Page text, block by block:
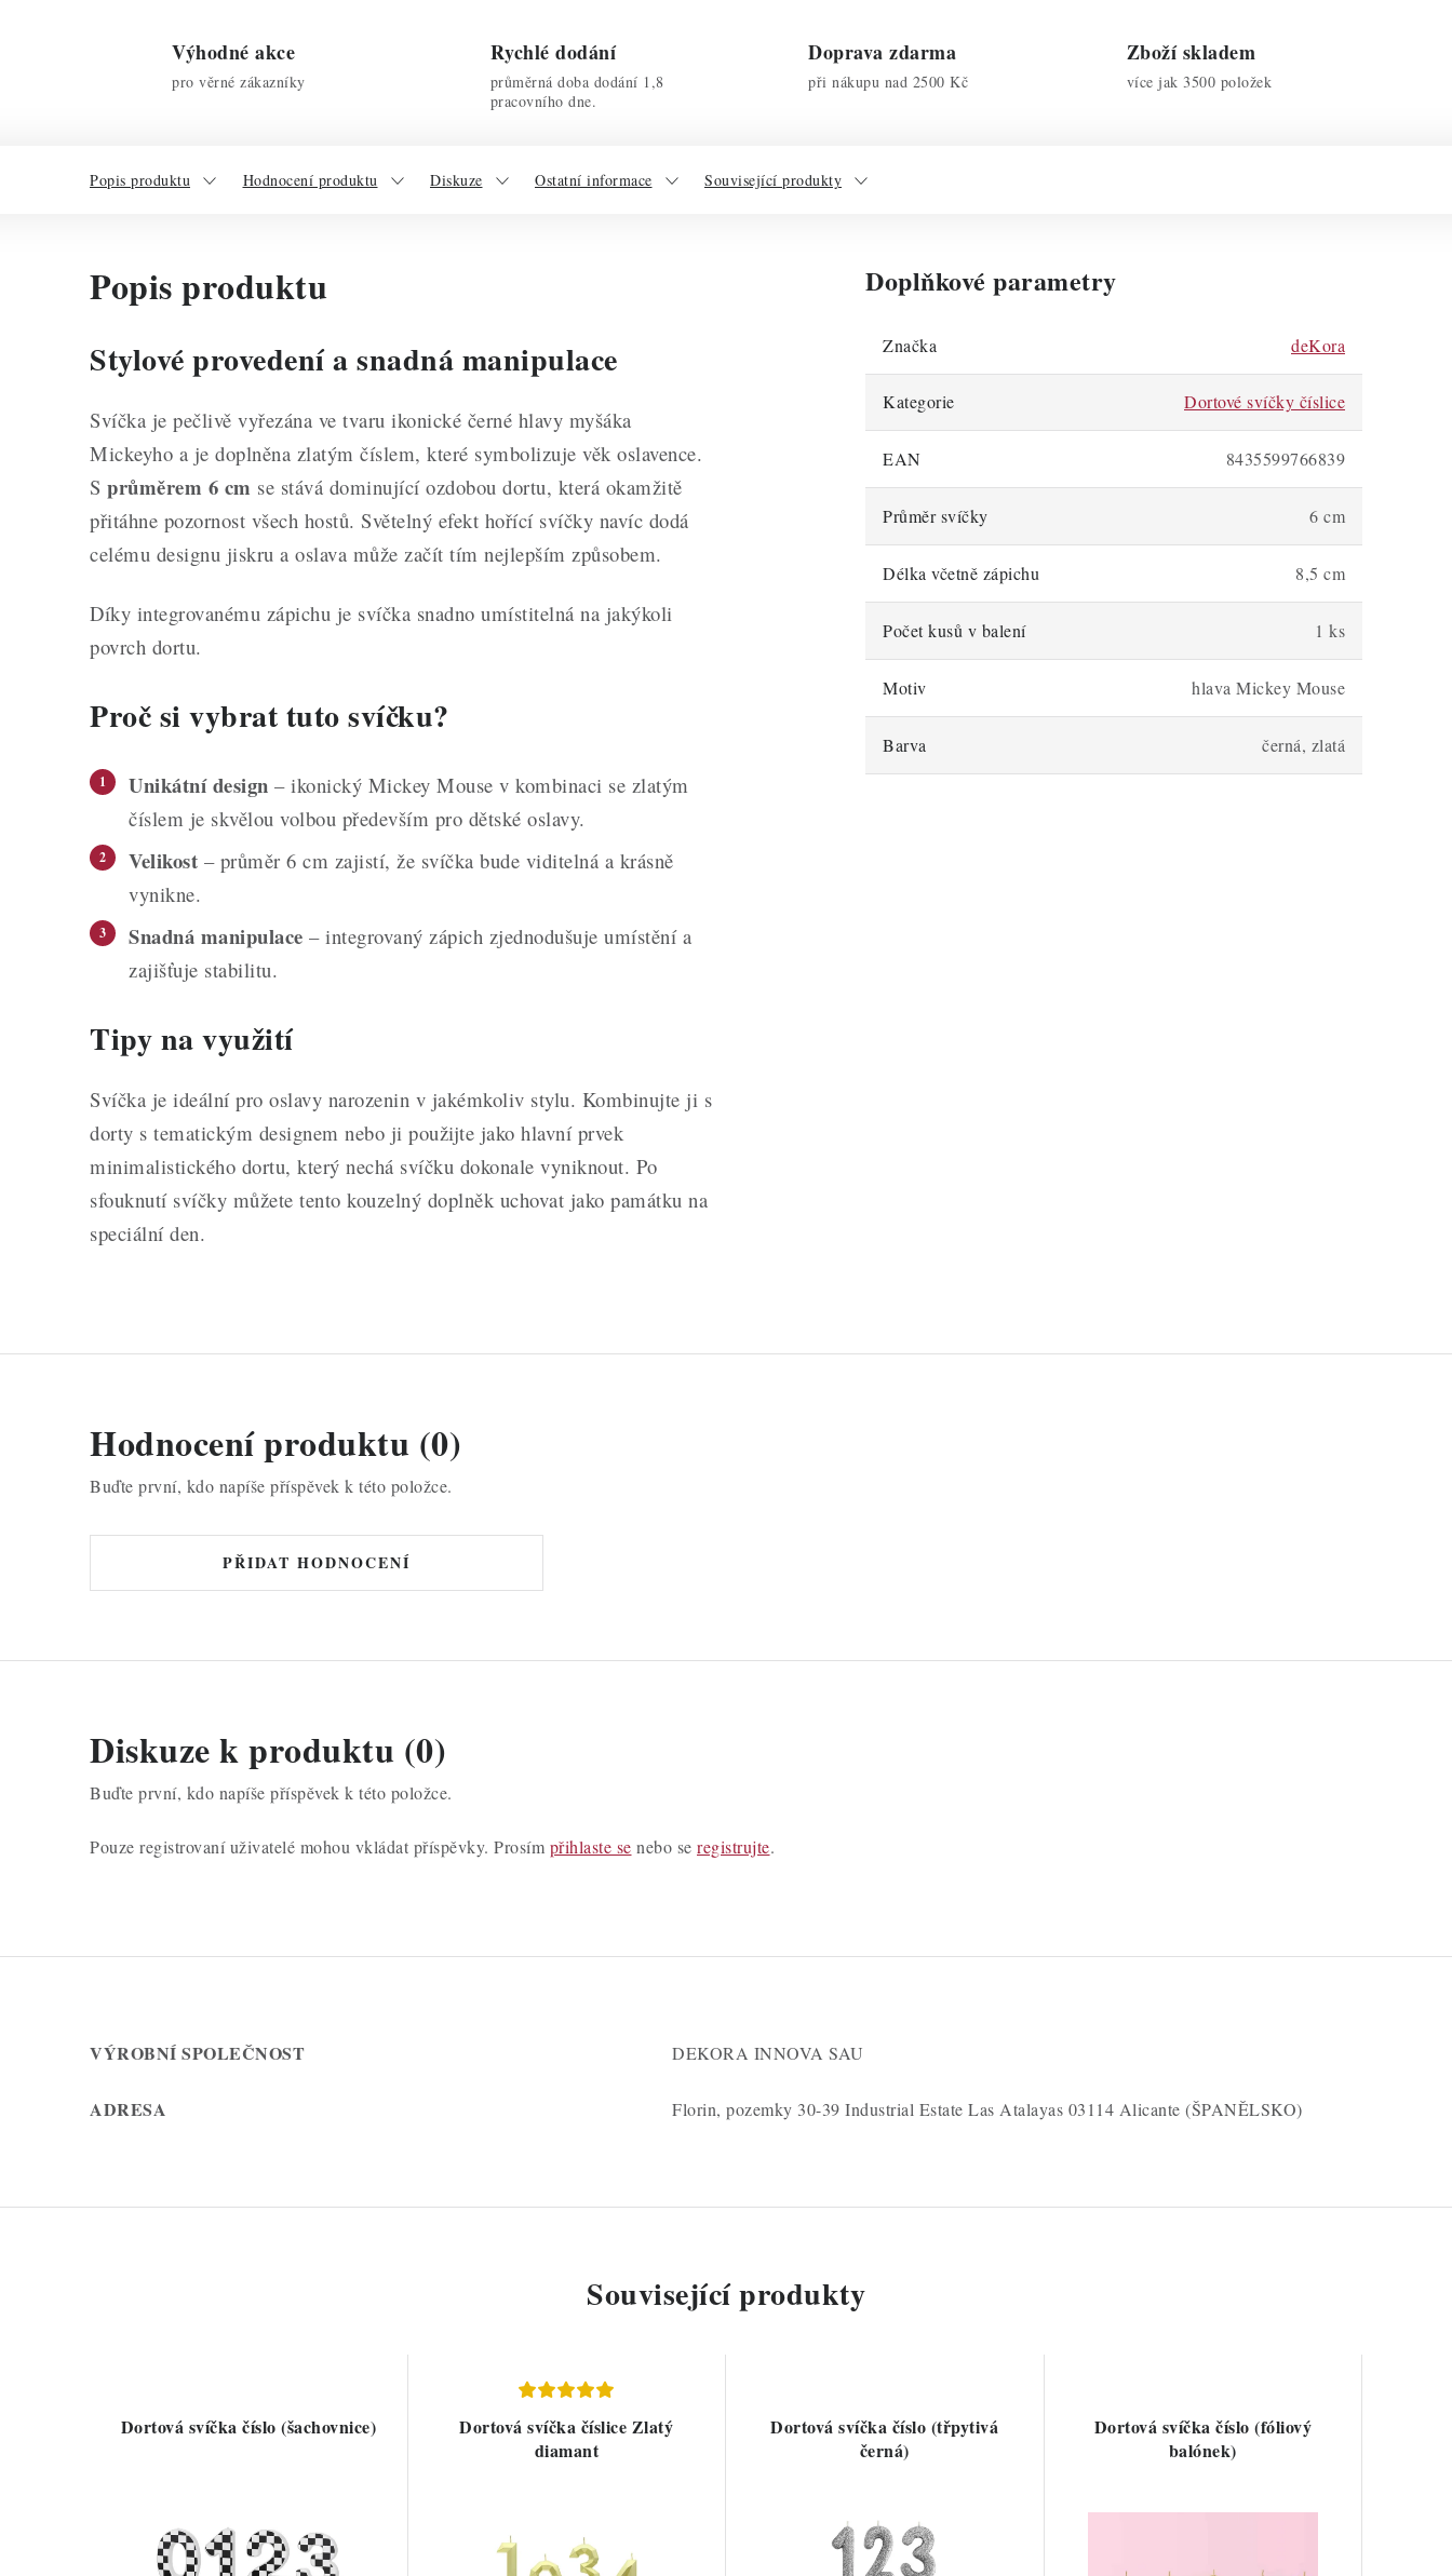
Výhodné akce
pro věrné zákazníky
Rychlé dodání
průměrná doba dodání 1,8
pracovního dne.
Doprava zdarma
při nákupu nad 2500 Kč
Zboží skladem
více jak 3500 položek
Popis produktu Hodnocení produktu Diskuze Ostatní informace Související produkty
Popis produktu
Stylové provedení a snadná manipulace
Svíčka je pečlivě vyřezána ve tvaru ikonické černé hlavy myšáka
Mickeyho a je doplněna zlatým číslem, které symbolizuje věk oslavence.
S průměrem 6 cm se stává dominující ozdobou dortu, která okamžitě
přitáhne pozornost všech hostů. Světelný efekt hořící svíčky navíc dodá
celému designu jiskru a oslava může začít tím nejlepším způsobem.
Díky integrovanému zápichu je svíčka snadno umístitelná na jakýkoli
povrch dortu.
Proč si vybrat tuto svíčku?
Unikátní design – ikonický Mickey Mouse v kombinaci se zlatým
číslem je skvělou volbou především pro dětské oslavy.
Velikost – průměr 6 cm zajistí, že svíčka bude viditelná a krásně
vynikne.
Snadná manipulace – integrovaný zápich zjednodušuje umístění a
zajišťuje stabilitu.
Tipy na využití
Svíčka je ideální pro oslavy narozenin v jakémkoliv stylu. Kombinujte ji s
dorty s tematickým designem nebo ji použijte jako hlavní prvek
minimalistického dortu, který nechá svíčku dokonale vyniknout. Po
sfouknutí svíčky můžete tento kouzelný doplněk uchovat jako památku na
speciální den.
Doplňkové parametry
Značka deKora
Kategorie Dortové svíčky číslice
EAN 8435599766839
Průměr svíčky 6 cm
Délka včetně zápichu 8,5 cm
Počet kusů v balení 1 ks
Motiv hlava Mickey Mouse
Barva černá, zlatá
Hodnocení produktu (0)
Buďte první, kdo napíše příspěvek k této položce.
PŘIDAT HODNOCENÍ
Diskuze k produktu (0)
Buďte první, kdo napíše příspěvek k této položce.
Pouze registrovaní uživatelé mohou vkládat příspěvky. Prosím přihlaste se nebo se registrujte.
VÝROBNÍ SPOLEČNOST DEKORA INNOVA SAU
ADRESA Florin, pozemky 30-39 Industrial Estate Las Atalayas 03114 Alicante (ŠPANĚLSKO)
Související produkty
Dortová svíčka číslo (šachovnice)
Dortová svíčka číslice Zlatý
diamant
Dortová svíčka číslo (třpytivá
černá)
Dortová svíčka číslo (fóliový
balónek)